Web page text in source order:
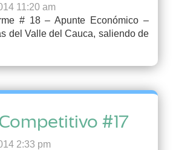
11:20 am
# 18 – Apunte Económico –
del Valle del Cauca, saliendo de
#17
2:33 pm